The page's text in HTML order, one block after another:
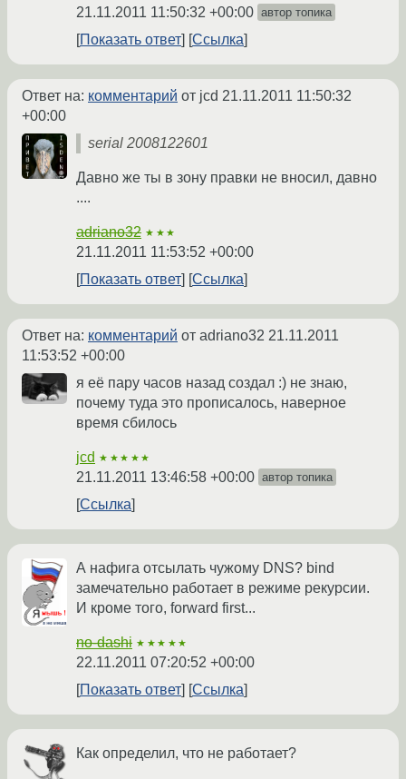
21.11.2011 11:50:32 +00:00 автор топика
Показать ответ Ссылка
Ответ на: комментарий от jcd 21.11.2011 11:50:32
+00:00
serial 2008122601
Давно же ты в зону правки не вносил, давно
....
adriano32 ★★★
21.11.2011 11:53:52 +00:00
Показать ответ
Ссылка
Ответ на: комментарий от adriano32 21.11.2011
11:53:52 +00:00
я её пару часов назад создал :) не знаю,
почему туда это прописалось, наверное
время сбилось
jcd ★★★★★
21.11.2011 13:46:58 +00:00 автор топика
Ссылка
А нафига отсылать чужому DNS? bind
замечательно работает в режиме рекурсии.
И кроме того, forward first...
no-dashi ★★★★★
22.11.2011 07:20:52 +00:00
Показать ответ
Ссылка
Как определил, что не работает?